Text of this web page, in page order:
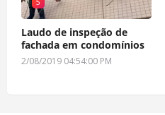
Laudo de inspeção de
fachada em condomínios
2/08/2019 04:54:00 PM